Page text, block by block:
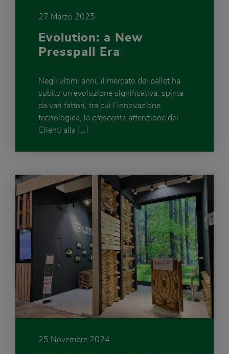
27 Marzo 2025
Evolution: a New
Presspall Era
Negli ultimi anni, il mercato dei pallet ha
subito un’evoluzione significativa, spinta
da vari fattori, tra cui l’innovazione
tecnologica, la crescente attenzione dei
Clienti alla […]
25 Novembre 2024